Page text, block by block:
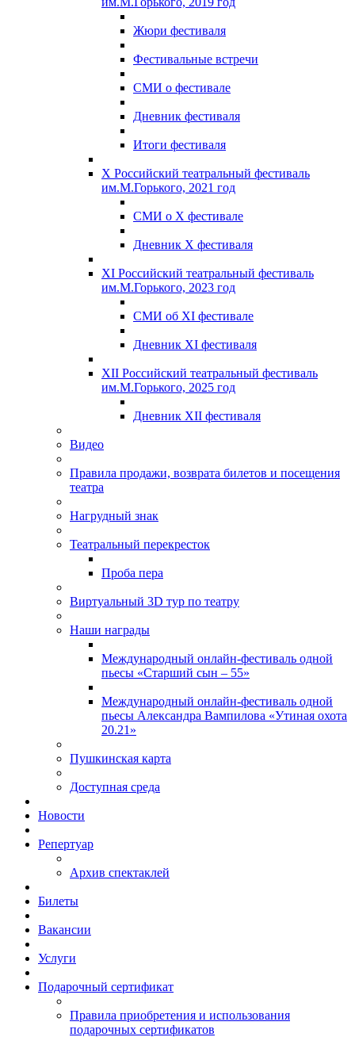
Жюри фестиваля
Фестивальные встречи
СМИ о фестивале
Дневник фестиваля
Итоги фестиваля
X Российский театральный фестиваль
им.М.Горького, 2021 год
СМИ о X фестивале
Дневник X фестиваля
XI Российский театральный фестиваль
им.М.Горького, 2023 год
СМИ об XI фестивале
Дневник XI фестиваля
XII Российский театральный фестиваль
им.М.Горького, 2025 год
Дневник XII фестиваля
Видео
Правила продажи, возврата билетов и посещения
театра
Нагрудный знак
Театральный перекресток
Проба пера
Виртуальный 3D тур по театру
Наши награды
Международный онлайн-фестиваль одной
пьесы «Старший сын – 55»
Международный онлайн-фестиваль одной
пьесы Александра Вампилова «Утиная охота
20.21»
Пушкинская карта
Доступная среда
Новости
Репертуар
Архив спектаклей
Билеты
Вакансии
Услуги
Подарочный сертификат
Правила приобретения и использования
подарочных сертификатов